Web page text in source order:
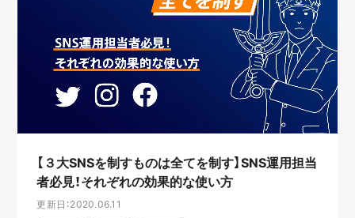
【３大SNSを制すものは全てを制す】SNS運用担当
者必見！それぞれの効果的な使い方
更新日：2020.06.11